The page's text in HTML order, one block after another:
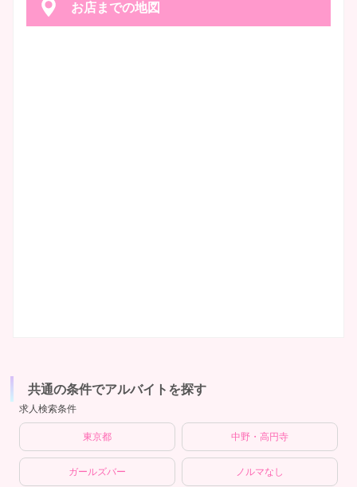
お店までの地図
共通の条件でアルバイトを探す
求人検索条件
東京都 中野・高円寺
ガールズバー ノルマなし